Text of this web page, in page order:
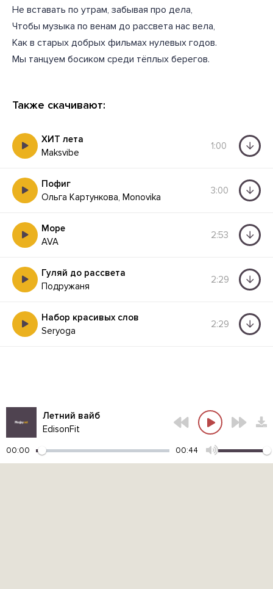
Не вставать по утрам, забывая про дела,
Чтобы музыка по венам до рассвета нас вела,
Как в старых добрых фильмах нулевых годов.
Мы танцуем босиком среди тёплых берегов.
Также скачивают:
ХИТ лета
Maksvibe
1:00
Пофиг
Ольга Картункова, Monovika
3:00
Море
AVA
2:53
Гуляй до рассвета
Подружаня
2:29
Набор красивых слов
Seryoga
2:29
Летний вайб
EdisonFit
00:00 00:44